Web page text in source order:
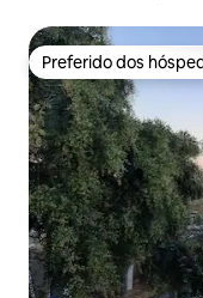
Preferido dos
Preferido dos